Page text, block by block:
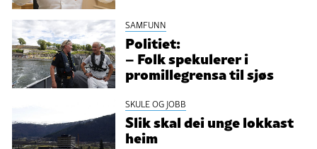
SAMFUNN
Politiet:
– Folk spekulerer i
promillegrensa til sjøs
SKULE OG JOBB
Slik skal dei unge lokkast
heim